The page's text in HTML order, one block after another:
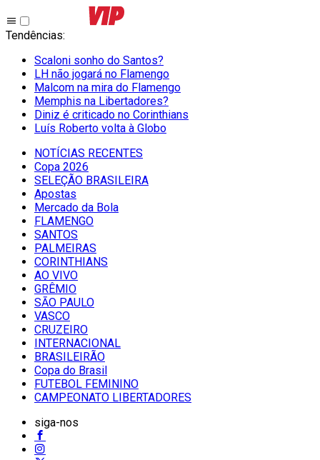
Tendências:
Scaloni sonho do Santos?
LH não jogará no Flamengo
Malcom na mira do Flamengo
Memphis na Libertadores?
Diniz é criticado no Corinthians
Luís Roberto volta à Globo
NOTÍCIAS RECENTES
Copa 2026
SELEÇÃO BRASILEIRA
Apostas
Mercado da Bola
FLAMENGO
SANTOS
PALMEIRAS
CORINTHIANS
AO VIVO
GRÊMIO
SĀO PAULO
VASCO
CRUZEIRO
INTERNACIONAL
BRASILEIRÃO
Copa do Brasil
FUTEBOL FEMININO
CAMPEONATO LIBERTADORES
siga-nos